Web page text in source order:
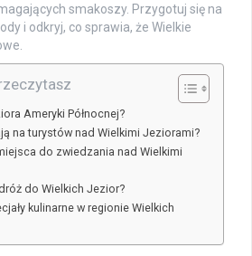
smakoszy. Przygotuj się na
i odkryj, co sprawia, że Wielkie
Ameryki Północnej?
na turystów nad Wielkimi Jeziorami?
do zwiedzania nad Wielkimi
do Wielkich Jezior?
kulinarne w regionie Wielkich